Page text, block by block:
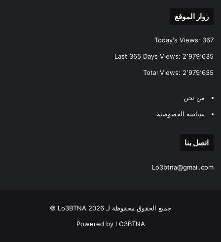
زوار الموقع
Today's Views: 367
Last 365 Days Views: 2٬979٬635
Total Views: 2٬979٬635
من نحن
سياسة الخصوصية
اتصل بنا
Lo3btna@gmail.com
جميع الحقوق محفوظة لـ Lo3BTNA 2026 ©
Powered by LO3BTNA